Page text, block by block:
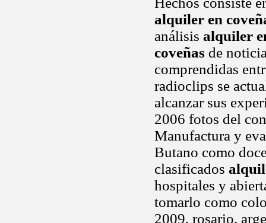
alquiler en
análisis alquiler
coveñas de
comprendidas
radioclips se
alcanzar sus
2006 fotos del
Manufactura y
Butano como
clasificados
hospitales y
tomarlo como
2009, rosario,